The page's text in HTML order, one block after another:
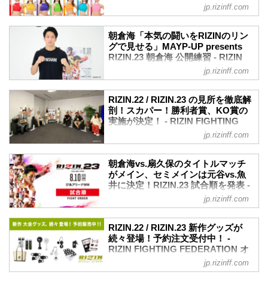
み方やプレゼントの内容が記載されてい
る。大会開催前に内容を事前にチ...
大会開催が目前に迫った記者会見の様子
は、LIVE配信でチェックしよう！
RIZIN FF公式Youtubeのチャンネル登録
をしてリマインダー設定をしておくと、
LIVE配信開始の通知を受け取ることがで
きるぞ！この機会に是非、RIZIN FF公式
Youtubeチャンネルを...
RIZINガール2020のメンバーが決定！熾
ーは計14名。初舞台は8月9日/10日にぴあ
アリーナMMにて開催される
RIZIN.22/RIZIN.23！リングを華麗に彩る
RIZINガール2020を応援しよう！
東海林 里咲 Risa Shoji
T158・B78・W59・H83
Twitter：@risaaa_0411
instagram：r_candy11
去年に引き続き継続することが出来て嬉
しいです♪大好きなRIZIN...
jp.rizinff.com
朝倉海「本気の闘いをRIZINのリン
グで見せる」MAYP-UP presents
RIZIN.23 朝倉海 公開練習 - RIZIN
FIGHTING FEDERATION オフィシ
ャルサイト
2020年8月4日（火）、RIZIN.23 -
CALLING OVER - に出場する朝倉海が都
内で練習を公開した。
昨年末に行われたマネル・ケイプとのタ
イトルマッチに敗れるも、再びRIZINバン
朝倉海。前回の敗戦から「たくさんのこ
と学んで強くなって帰ってきた」と話す
海は、扇久保をどのように分析し、どの
ように試合を組み立てるのか注目が集ま
る。
公開練習では2分1Rのシャドーを披露。
その後、インタビューに応じた。
朝倉海 公開練習5
朝倉海 インタビュー...
jp.rizinff.com
RIZIN.22 / RIZIN.23 の見所を徹底解
剖！スカパー！勝利者賞、KO賞の
実施が決定！ - RIZIN FIGHTING
FEDERATION オフィシャルサイト
配信されたRIZIN.22 / RIZIN.23直前番組
にRIZINファイターのRENAと佐々木憂流
迦がゲストで登場！開催が1週間後に迫っ
RIZIN.23 - CALLING OVER - の見所を熱
く語った。
番組にはRENA、憂流迦の他にも、榊原
信行CEO、解説に「ゴング格闘技」の熊
久保英幸氏を迎え、髙橋大輔氏のMCのも
と番組がスタート！またRIZINガール
2020に決定した東海...
jp.rizinff.com
朝倉海vs.扇久保のタイトルマッチ
がメイン、セミメインは元谷vs.魚
井に決定！RIZIN.23 試合順を発表 -
RIZIN FIGHTING FEDERATION オ
フィシャルサイト
2020年8月10日（祝・月）ぴあアリーナ
MMにて開催されるRIZIN.23 - CALLING
OVER - の試合順が決定！セミメインは
元谷友貴と魚井フルスイングのバンタム
級対決、メインカードは朝倉海と扇久保
jp.rizinff.com
RIZIN.22 / RIZIN.23 新作グッズが
続々登場！予約注文受付中！ -
RIZIN FIGHTING FEDERATION オ
jp.rizinff.com